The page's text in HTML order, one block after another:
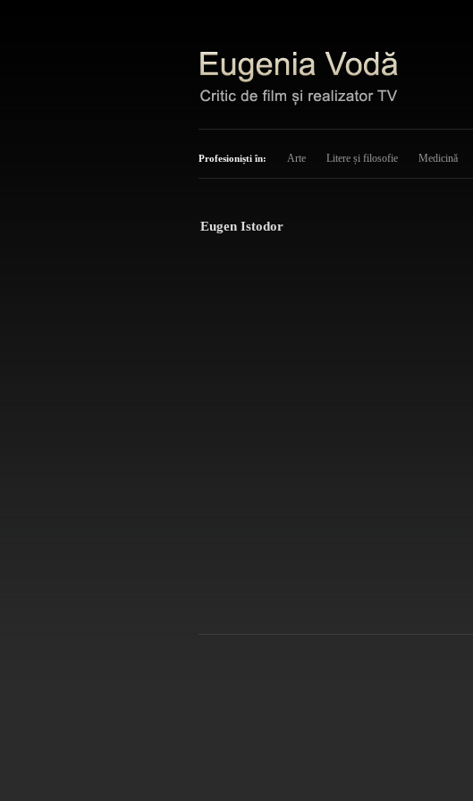
Profesioniști în: Arte Litere și filosofie Medicină
Eugen Istodor